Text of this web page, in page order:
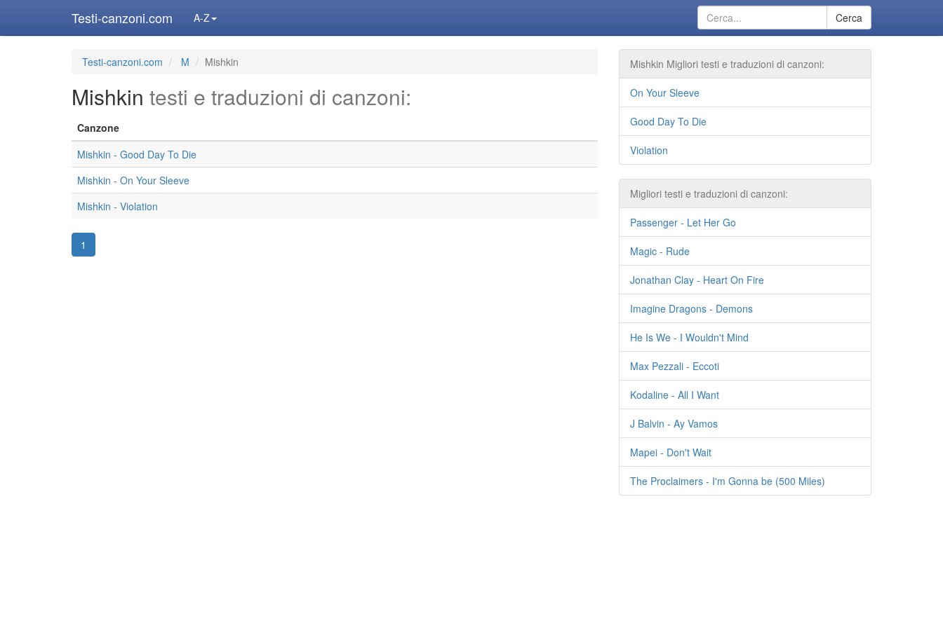
Testi-canzoni.com A-Z Cerca
Testi-canzoni.com M Mishkin
Mishkin testi e traduzioni di canzoni:
Canzone
Mishkin - Good Day To Die
Mishkin - On Your Sleeve
Mishkin - Violation
1
Mishkin Migliori testi e traduzioni di canzoni:
On Your Sleeve
Good Day To Die
Violation
Migliori testi e traduzioni di canzoni:
Passenger - Let Her Go
Magic - Rude
Jonathan Clay - Heart On Fire
Imagine Dragons - Demons
He Is We - I Wouldn't Mind
Max Pezzali - Eccoti
Kodaline - All I Want
J Balvin - Ay Vamos
Mapei - Don't Wait
The Proclaimers - I'm Gonna be (500 Miles)